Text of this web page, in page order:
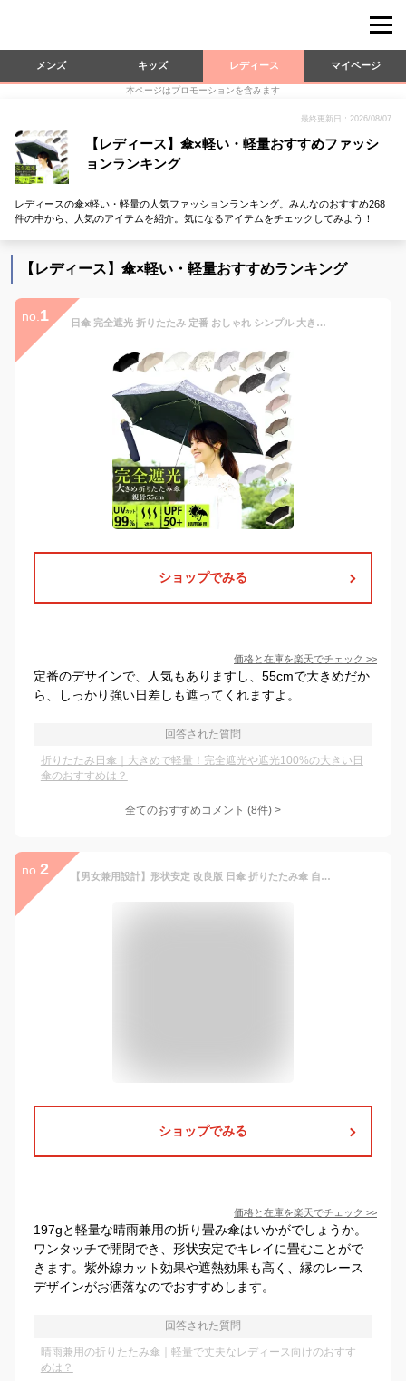
メンズ キッズ レディース マイページ
本ページはプロモーションを含みます
最終更新日：2026/08/07
【レディース】傘×軽い・軽量おすすめファッシ
ョンランキング
レディースの傘×軽い・軽量の人気ファッションランキング。みんなのおすすめ268
件の中から、人気のアイテムを紹介。気になるアイテムをチェックしてみよう！
【レディース】傘×軽い・軽量おすすめランキング
no. 1 日傘 完全遮光 折りたたみ 定番 おしゃれ シンプル 大きめ 55cm 折りたたみ傘 レディース UVカット 紫外線対策 遮光率 100% 紫外線遮蔽率 99% 晴雨兼用 UPF 50+ ブラックコーティング 熱中症対策 遮熱 通勤 通学 傘 Parasol
ショップでみる
価格と在庫を楽天でチェック >>
定番のデサインで、人気もありますし、55cmで大きめだか
ら、しっかり強い日差しも遮ってくれますよ。
回答された質問
折りたたみ日傘｜大きめで軽量！完全遮光や遮光100%の大きい日
傘のおすすめは？
全てのおすすめコメント (8件) >
no. 2 【男女兼用設計】形状安定 改良版 日傘 折りたたみ傘 自動開閉 完全遮光100% 遮蔽率 JIS認証 超軽量 197g 晴雨兼用 傘 撥水 遮熱 折り畳み傘 uvカット 紫外線対策 メンズ レディース 子供 6本骨 コンパクト 頑丈 丈夫 おしゃれ 母の日 花粉対策 ケース付 おりたたみ傘
ショップでみる
価格と在庫を楽天でチェック >>
197gと軽量な晴雨兼用の折り畳み傘はいかがでしょうか。
ワンタッチで開閉でき、形状安定でキレイに畳むことがで
きます。紫外線カット効果や遮熱効果も高く、縁のレース
デザインがお洒落なのでおすすめします。
回答された質問
晴雨兼用の折りたたみ傘｜軽量で丈夫なレディース向けのおすす
めは？